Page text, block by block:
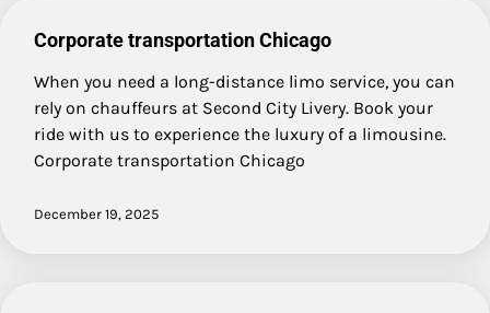
Corporate transportation Chicago
When you need a long-distance limo service, you can
rely on chauffeurs at Second City Livery. Book your
ride with us to experience the luxury of a limousine.
Corporate transportation Chicago
December 19, 2025